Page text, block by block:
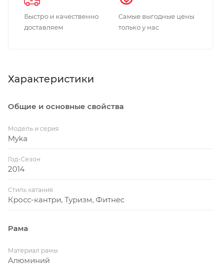
Быстро и качественно
доставляем
Самые выгодные цены
только у нас
Характеристики
Общие и основные свойства
Модель и серия
Myka
Год-Сезон
2014
Стиль катания
Кросс-кантри, Туризм, Фитнес
Рама
Материал рамы
Алюминий